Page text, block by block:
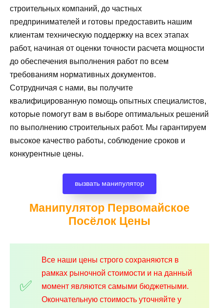
строительных компаний, до частных
предпринимателей и готовы предоставить нашим
клиентам техническую поддержку на всех этапах
работ, начиная от оценки точности расчета мощности
до обеспечения выполнения работ по всем
требованиям нормативных документов.
Сотрудничая с нами, вы получите
квалифицированную помощь опытных специалистов,
которые помогут вам в выборе оптимальных решений
по выполнению строительных работ. Мы гарантируем
высокое качество работы, соблюдение сроков и
конкурентные цены.
вызвать манипулятор
Манипулятор Первомайское
Посёлок Цены
Все наши цены строго сохраняются в
рамках рыночной стоимости и на данный
момент являются самыми бюджетными.
Окончательную стоимость уточняйте у